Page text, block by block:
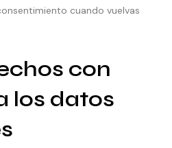
cuando vuelvas
con
los datos